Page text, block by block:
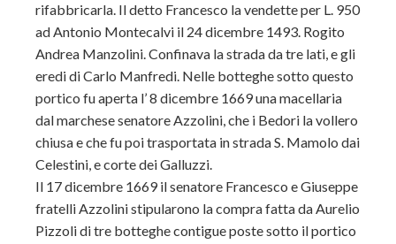
rifabbricarla. Il detto Francesco la vendette per L. 950
ad Antonio Montecalvi il 24 dicembre 1493. Rogito
Andrea Manzolini. Confinava la strada da tre lati, e gli
eredi di Carlo Manfredi. Nelle botteghe sotto questo
portico fu aperta l’ 8 dicembre 1669 una macellaria
dal marchese senatore Azzolini, che i Bedori la vollero
chiusa e che fu poi trasportata in strada S. Mamolo dai
Celestini, e corte dei Galluzzi.
Il 17 dicembre 1669 il senatore Francesco e Giuseppe
fratelli Azzolini stipularono la compra fatta da Aurelio
Pizzoli di tre botteghe contigue poste sotto il portico